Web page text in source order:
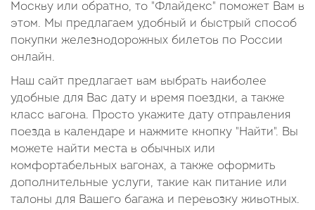
Москву или обратно, то "Флайдекс" поможет Вам в
этом. Мы предлагаем удобный и быстрый способ
покупки железнодорожных билетов по России
онлайн.
Наш сайт предлагает вам выбрать наиболее
удобные для Вас дату и время поездки, а также
класс вагона. Просто укажите дату отправления
поезда в календаре и нажмите кнопку "Найти". Вы
можете найти места в обычных или
комфортабельных вагонах, а также оформить
дополнительные услуги, такие как питание или
талоны для Вашего багажа и перевозку животных.
Октябрь 2026
5
6 7 8 9 10
11
12
13 14 15 16 17
18
19
20 21 22 23
31